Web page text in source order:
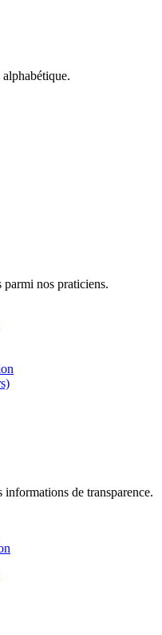
parmi nos praticiens.
de transparence.